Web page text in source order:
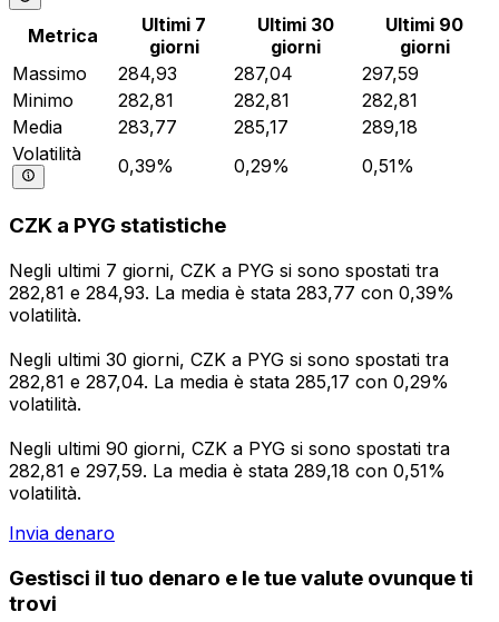
Metrica
Ultimi 7
giorni
Ultimi 30
giorni
Ultimi 90
giorni
Massimo
284,93 287,04
297,59
Minimo
282,81 282,81
282,81
Media
283,77 285,17
289,18
Volatilità
0,39% 0,29% 0,51%
CZK a PYG statistiche
Negli ultimi 7 giorni, CZK a PYG si sono spostati tra
282,81 e 284,93. La media è stata 283,77 con 0,39%
volatilità.
Negli ultimi 30 giorni, CZK a PYG si sono spostati tra
282,81 e 287,04. La media è stata 285,17 con 0,29%
volatilità.
Negli ultimi 90 giorni, CZK a PYG si sono spostati tra
282,81 e 297,59. La media è stata 289,18 con 0,51%
volatilità.
Invia denaro
Gestisci il tuo denaro e le tue valute ovunque ti
trovi